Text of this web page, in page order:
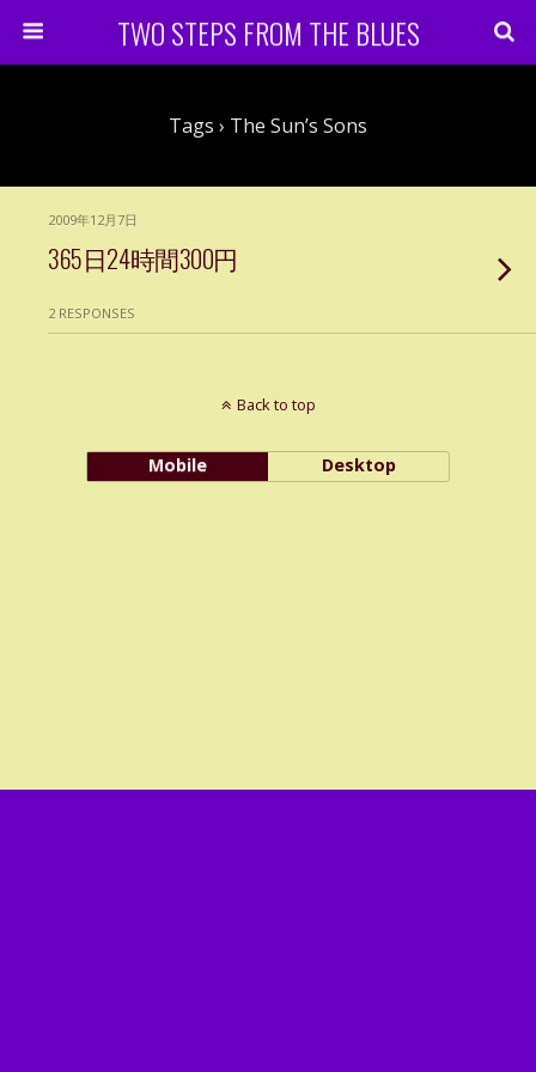
TWO STEPS FROM THE BLUES
Tags › The Sun’s Sons
2009年12月7日
365日24時間300円
2 RESPONSES
Back to top
Mobile Desktop